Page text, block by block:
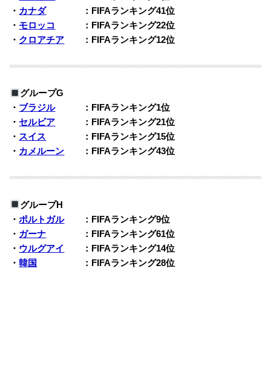
・ カナダ：FIFAランキング41位
・ モロッコ
：FIFAランキング22位
・ クロアチア ：FIFAランキング12位
グループG
・ ブラジル：FIFAランキング1位
・ セルビア ：FIFAランキング21位
・ スイス ：FIFAランキング15位
・ カメルーン ：FIFAランキング43位
グループH
・ポルトガル：FIFAランキング9位
・ ガーナ ：FIFAランキング61位
・ ウルグアイ
：FIFAランキング14位
・韓国 ：FIFAランキング28位